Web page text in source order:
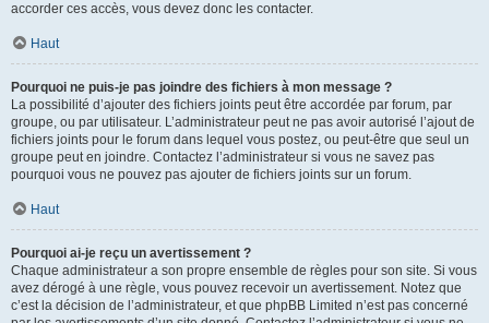
accorder ces accès, vous devez donc les contacter.
Haut
Pourquoi ne puis-je pas joindre des fichiers à mon message ?
La possibilité d’ajouter des fichiers joints peut être accordée par forum, par
groupe, ou par utilisateur. L’administrateur peut ne pas avoir autorisé l’ajout de
fichiers joints pour le forum dans lequel vous postez, ou peut-être que seul un
groupe peut en joindre. Contactez l’administrateur si vous ne savez pas
pourquoi vous ne pouvez pas ajouter de fichiers joints sur un forum.
Haut
Pourquoi ai-je reçu un avertissement ?
Chaque administrateur a son propre ensemble de règles pour son site. Si vous
avez dérogé à une règle, vous pouvez recevoir un avertissement. Notez que
c’est la décision de l’administrateur, et que phpBB Limited n’est pas concerné